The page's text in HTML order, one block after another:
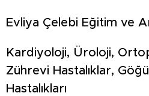
Evliya Çelebi Eğitim ve
Kardiyoloji, Üroloji,
Zührevi Hastalıklar,
Hastalıkları